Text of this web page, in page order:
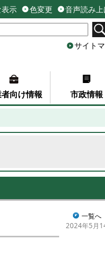
示 色変更
音声読み
サイト
向け情報 市政情報
一覧へ
2024年5月